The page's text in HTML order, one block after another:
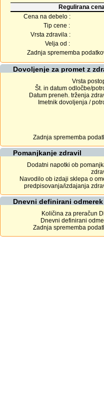
Regulirana
Cena na debelo :
Tip cene :
Vrsta zdravila :
Velja od :
Zadnja sprememba
Dovoljenje za promet z
Vrsta
Št. in datum odločbe/
Datum preneh. trženja
Imetnik dovoljenja /
Zadnja sprememba
Pomanjkanje zdravil
Dodatni napotki ob
Navodilo ob izdaji sklepa o
predpisovanja/izdajanja
Dnevni definirani odmerek
Količina za preračun
Dnevni definirani
Zadnja sprememba